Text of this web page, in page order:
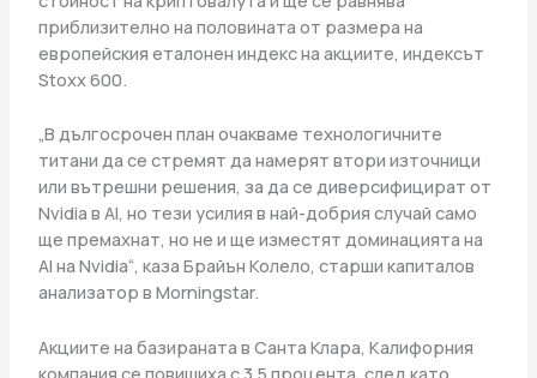
приблизително на половината от размера на
европейския еталонен индекс на акциите, индексът
Stoxx 600.
„В дългосрочен план очакваме технологичните
титани да се стремят да намерят втори източници
или вътрешни решения, за да се диверсифицират от
Nvidia в AI, но тези усилия в най-добрия случай само
ще премахнат, но не и ще изместят доминацията на
AI на Nvidia“, каза Брайън Колело, старши капиталов
анализатор в Morningstar.
Акциите на базираната в Санта Клара, Калифорния
компания се повишиха с 3,5 процента, след като